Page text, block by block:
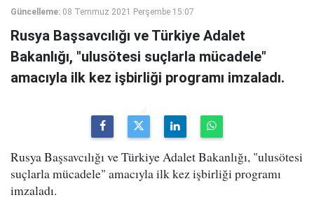
Güncelleme: 08 Temmuz 2021 Perşembe 15:07
Rusya Başsavcılığı ve Türkiye Adalet
Bakanlığı, "ulusötesi suçlarla mücadele"
amacıyla ilk kez işbirliği programı imzaladı.
Rusya Başsavcılığı ve Türkiye Adalet Bakanlığı, "ulusötesi
suçlarla mücadele" amacıyla ilk kez işbirliği programı
imzaladı.